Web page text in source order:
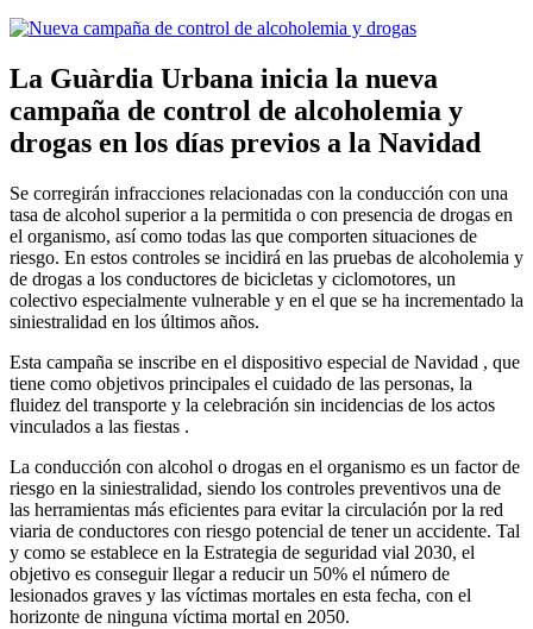
La Guàrdia Urbana inicia la nueva
campaña de control de alcoholemia y
drogas en los días previos a la Navidad
Se corregirán infracciones relacionadas con la conducción con una
tasa de alcohol superior a la permitida o con presencia de drogas en
el organismo, así como todas las que comporten situaciones de
riesgo. En estos controles se incidirá en las pruebas de alcoholemia y
de drogas a los conductores de bicicletas y ciclomotores, un
colectivo especialmente vulnerable y en el que se ha incrementado la
siniestralidad en los últimos años.
Esta campaña se inscribe en el dispositivo especial de Navidad , que
tiene como objetivos principales el cuidado de las personas, la
fluidez del transporte y la celebración sin incidencias de los actos
vinculados a las fiestas .
La conducción con alcohol o drogas en el organismo es un factor de
riesgo en la siniestralidad, siendo los controles preventivos una de
las herramientas más eficientes para evitar la circulación por la red
viaria de conductores con riesgo potencial de tener un accidente. Tal
y como se establece en la Estrategia de seguridad vial 2030, el
objetivo es conseguir llegar a reducir un 50% el número de
lesionados graves y las víctimas mortales en esta fecha, con el
horizonte de ninguna víctima mortal en 2050.